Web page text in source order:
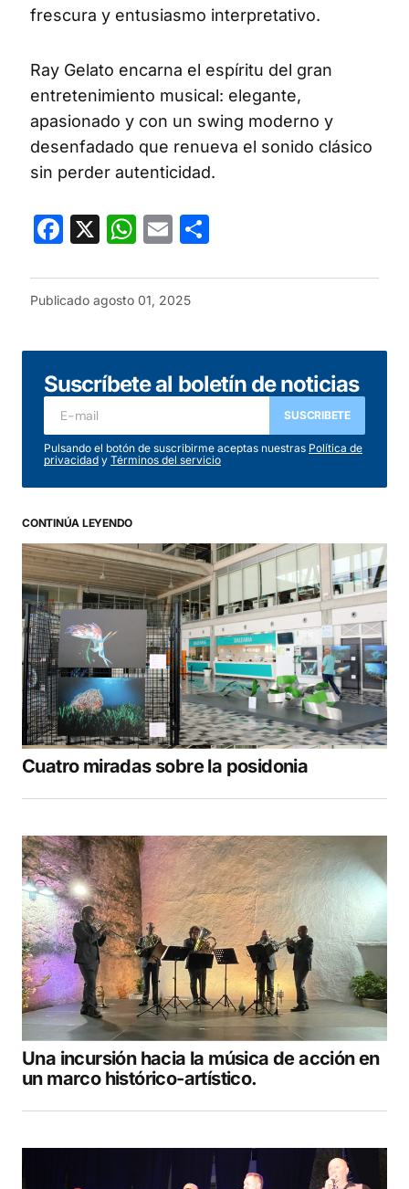
frescura y entusiasmo interpretativo.
Ray Gelato encarna el espíritu del gran
entretenimiento musical: elegante,
apasionado y con un swing moderno y
desenfadado que renueva el sonido clásico
sin perder autenticidad.
Facebook
X WhatsApp
Email
Publicado agosto 01, 2025
Suscríbete al boletín de noticias
SUSCRIBETE
Pulsando el botón de suscribirme aceptas nuestras Política de
privacidad y Términos del servicio
CONTINÚA LEYENDO
Cuatro miradas sobre la posidonia
Una incursión hacia la música de acción en
un marco histórico-artístico.